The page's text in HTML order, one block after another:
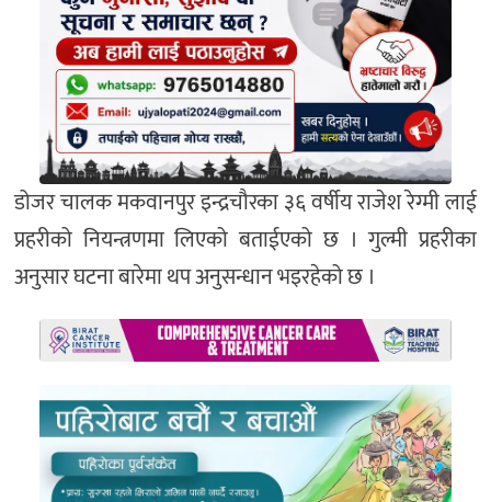
डोजर चालक मकवानपुर इन्द्रचौरका ३६ वर्षीय राजेश रेग्मी लाई
प्रहरीको नियन्त्रणमा लिएको बताईएको छ । गुल्मी प्रहरीका
अनुसार घटना बारेमा थप अनुसन्धान भइरहेको छ ।